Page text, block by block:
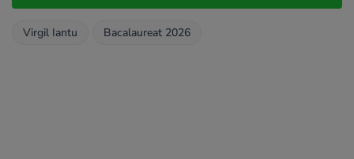
Virgil Iantu Bacalaureat 2026